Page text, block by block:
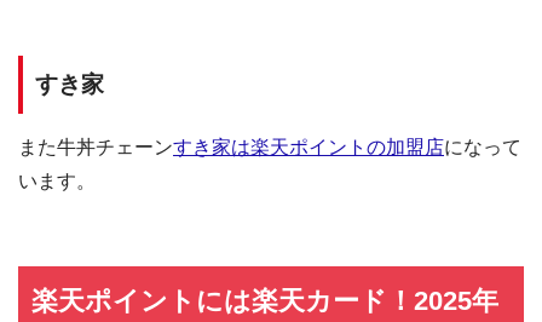
すき家
また牛丼チェーンすき家は楽天ポイントの加盟店になって
います。
楽天ポイントには楽天カード！2025年